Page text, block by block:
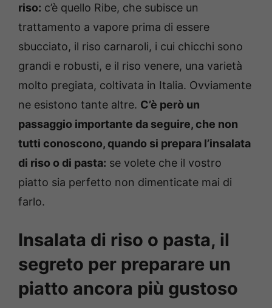
riso: c’è quello Ribe, che subisce un
trattamento a vapore prima di essere
sbucciato, il riso carnaroli, i cui chicchi sono
grandi e robusti, e il riso venere, una varietà
molto pregiata, coltivata in Italia. Ovviamente
ne esistono tante altre. C’è però un
passaggio importante da seguire, che non
tutti conoscono, quando si prepara l’insalata
di riso o di pasta: se volete che il vostro
piatto sia perfetto non dimenticate mai di
farlo.
Insalata di riso o pasta, il
segreto per preparare un
piatto ancora più gustoso